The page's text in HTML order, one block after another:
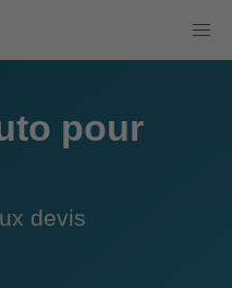
pour
devis